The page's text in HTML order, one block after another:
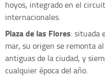
hoyos, integrado en el
internacionales.
Plaza de las Flores: situada
mar, su origen se remonta
antiguas de la ciudad, y
cualquier época del año.